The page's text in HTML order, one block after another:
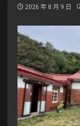
2026 年 8 月 9 日